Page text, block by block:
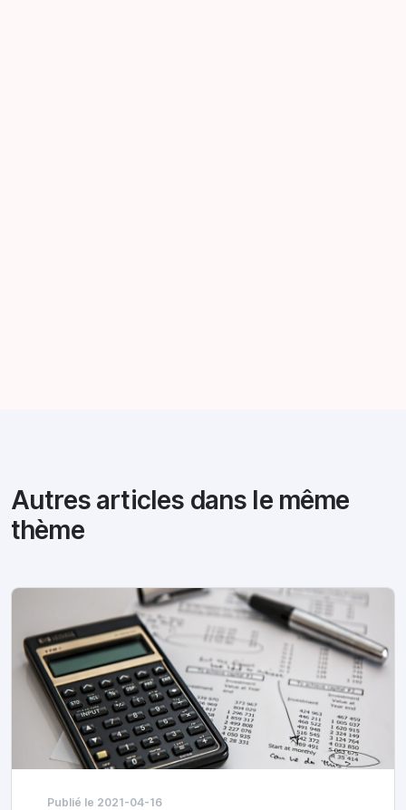
Autres articles dans le même
thème
Publié le 2021-04-16